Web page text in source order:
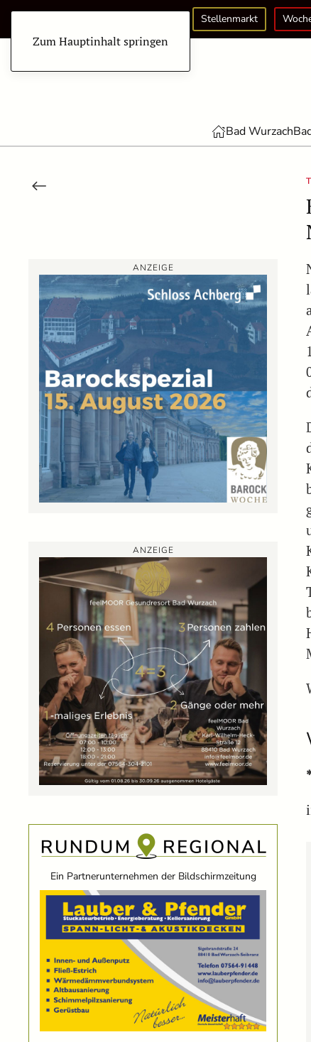
Zum Hauptinhalt springen
Stellenmarkt
Bad Wurzach
ANZEIGE
ANZEIGE
Ein Partnerunternehmen der Bildschirmzeitung